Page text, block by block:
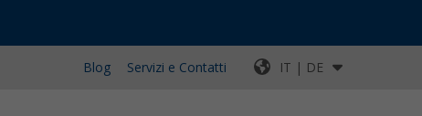
Blog Servizi e Contatti IT | DE